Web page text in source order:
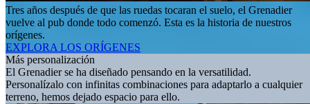
Tres años después de que las ruedas tocaran el suelo, el Grenadier
vuelve al pub donde todo comenzó. Esta es la historia de nuestros
orígenes.
EXPLORA LOS ORÍGENES
Más personalización
El Grenadier se ha diseñado pensando en la versatilidad.
Personalízalo con infinitas combinaciones para adaptarlo a cualquier
terreno, hemos dejado espacio para ello.